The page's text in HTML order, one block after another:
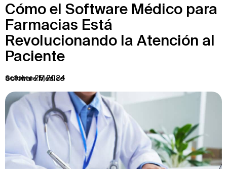
Cómo el Software Médico para
Farmacias Está
Revolucionando la Atención al
Paciente
octubre 25, 2024
Software Médico